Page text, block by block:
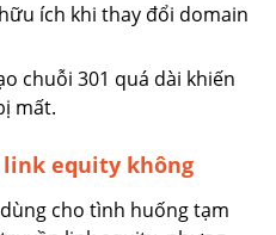
ích khi thay đổi domain
chuỗi 301 quá dài khiến
mất.
link equity không
cho tình huống tạm